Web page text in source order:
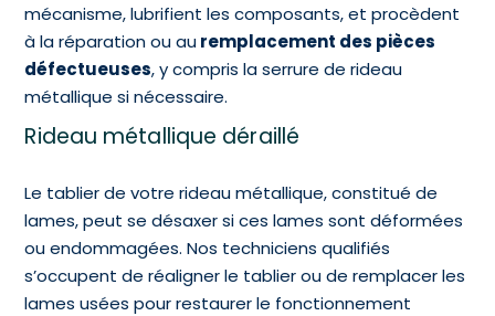
mécanisme, lubrifient les composants, et procèdent
à la réparation ou auremplacement des pièces
défectueuses, y compris la serrure de rideau
métallique si nécessaire.
Rideau métallique déraillé
Le tablier de votre rideau métallique, constitué de
lames, peut se désaxer si ces lames sont déformées
ou endommagées. Nos techniciens qualifiés
s’occupent de réaligner le tablier ou de remplacer les
lames usées pour restaurer le fonctionnement